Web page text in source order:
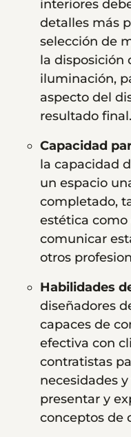
interiores
detalles más
selección de
la disposición
iluminación,
aspecto del
resultado final.
Capacidad
la capacidad
un espacio
completado,
estética
comunicar
otros
Habilidades
diseñadores
capaces de
efectiva con
contratistas
necesidades
presentar y
conceptos de